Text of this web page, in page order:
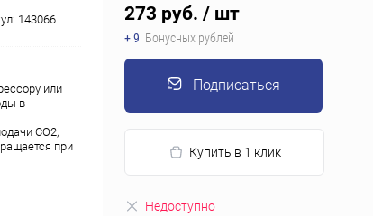
143066
или
в
СО2,
при
273 руб. / шт
+ 9 Бонусных рублей
Подписаться
Купить в 1 клик
Недоступно